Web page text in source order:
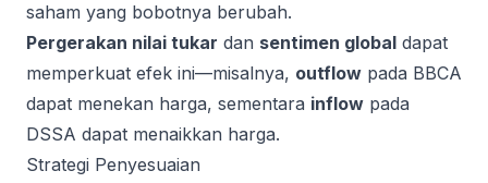
saham yang bobotnya berubah.
Pergerakan nilai tukar dan sentimen global dapat
memperkuat efek ini—misalnya, outflow pada BBCA
dapat menekan harga, sementara inflow pada
DSSA dapat menaikkan harga.
Strategi Penyesuaian